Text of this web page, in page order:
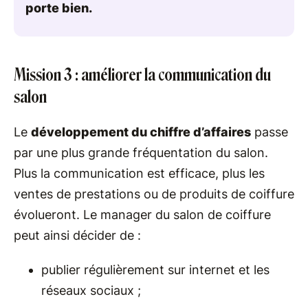
porte bien.
Mission 3 : améliorer la communication du
salon
Le développement du chiffre d’affaires passe
par une plus grande fréquentation du salon.
Plus la communication est efficace, plus les
ventes de prestations ou de produits de coiffure
évolueront. Le manager du salon de coiffure
peut ainsi décider de :
publier régulièrement sur internet et les
réseaux sociaux ;